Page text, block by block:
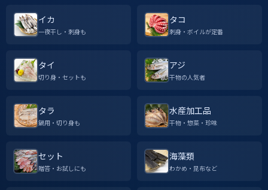
イカ
一夜干し・刺身も
タコ
刺身・ボイルが定番
タイ
切り身・セットも
アジ
干物の人気者
タラ
鍋用・切り身も
水産加工品
干物・惣菜・珍味
セット
贈答・お試しにも
海藻類
わかめ・昆布など